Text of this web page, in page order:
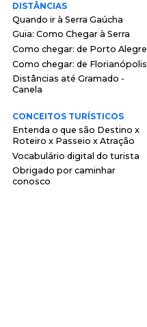
DISTÂNCIAS
Quando ir à Serra Gaúcha
Guia: Como Chegar à Serra
Como chegar: de Porto Alegre
Como chegar: de Florianópolis
Distâncias até Gramado -
Canela
CONCEITOS TURÍSTICOS
Entenda o que são Destino x
Roteiro x Passeio x Atração
Vocabulário digital do turista
Obrigado por caminhar
conosco